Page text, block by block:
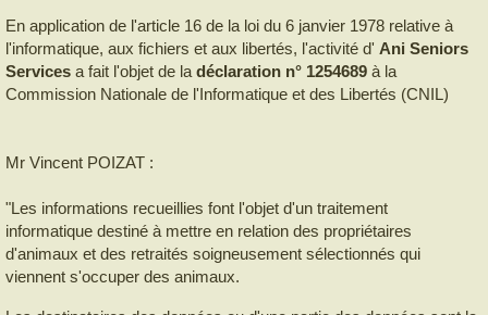
En application de l'article 16 de la loi du 6 janvier 1978 relative à
l'informatique, aux fichiers et aux libertés, l'activité d' Ani Seniors
Services a fait l'objet de la déclaration n° 1254689 à la
Commission Nationale de l'Informatique et des Libertés (CNIL)
Mr Vincent POIZAT :
"Les informations recueillies font l'objet d'un traitement
informatique destiné à mettre en relation des propriétaires
d'animaux et des retraités soigneusement sélectionnés qui
viennent s'occuper des animaux.